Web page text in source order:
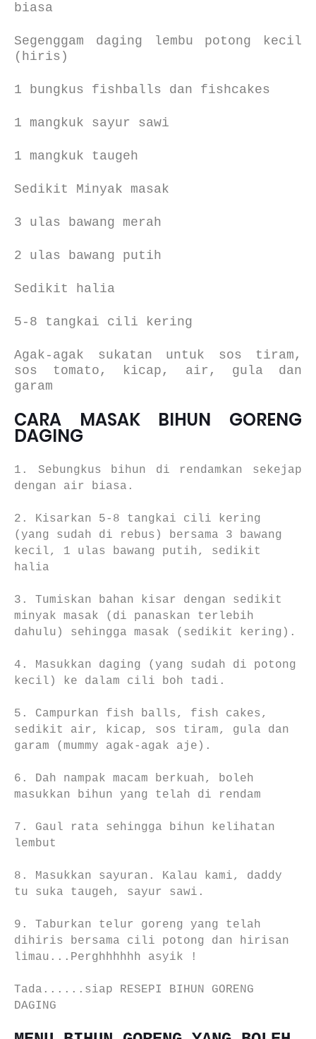
biasa
Segenggam daging lembu potong kecil
(hiris)
1 bungkus fishballs dan fishcakes
1 mangkuk sayur sawi
1 mangkuk taugeh
Sedikit Minyak masak
3 ulas bawang merah
2 ulas bawang putih
Sedikit halia
5-8 tangkai cili kering
Agak-agak sukatan untuk sos tiram,
sos tomato, kicap, air, gula dan
garam
CARA MASAK BIHUN GORENG
DAGING
1. Sebungkus bihun di rendamkan sekejap
dengan air biasa.
2. Kisarkan 5-8 tangkai cili kering
(yang sudah di rebus) bersama 3 bawang
kecil, 1 ulas bawang putih, sedikit
halia
3. Tumiskan bahan kisar dengan sedikit
minyak masak (di panaskan terlebih
dahulu) sehingga masak (sedikit kering).
4. Masukkan daging (yang sudah di potong
kecil) ke dalam cili boh tadi.
5. Campurkan fish balls, fish cakes,
sedikit air, kicap, sos tiram, gula dan
garam (mummy agak-agak aje).
6. Dah nampak macam berkuah, boleh
masukkan bihun yang telah di rendam
7. Gaul rata sehingga bihun kelihatan
lembut
8. Masukkan sayuran. Kalau kami, daddy
tu suka taugeh, sayur sawi.
9. Taburkan telur goreng yang telah
dihiris bersama cili potong dan hirisan
limau...Perghhhhhh asyik !
Tada......siap RESEPI BIHUN GORENG
DAGING